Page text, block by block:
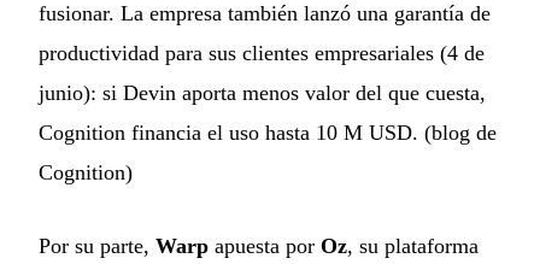
fusionar. La empresa también lanzó una garantía de
productividad para sus clientes empresariales (4 de
junio): si Devin aporta menos valor del que cuesta,
Cognition financia el uso hasta 10 M USD. (blog de
Cognition)
Por su parte, Warp apuesta por Oz, su plataforma